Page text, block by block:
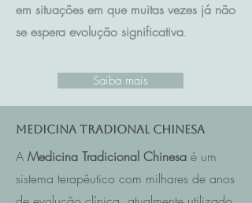
em situações em que muitas vezes já não
se espera evolução significativa.
Saiba mais
Medicina Tradional Chinesa
A Medicina Tradicional Chinesa é um
sistema terapêutico com milhares de anos